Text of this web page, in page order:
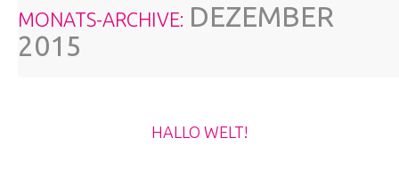
MONATS-ARCHIVE: DEZEMBER
2015
HALLO WELT!